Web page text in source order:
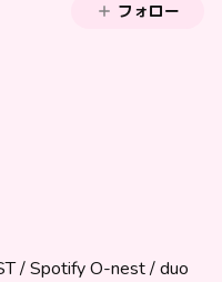
フォロー
/ Spotify O-nest / duo